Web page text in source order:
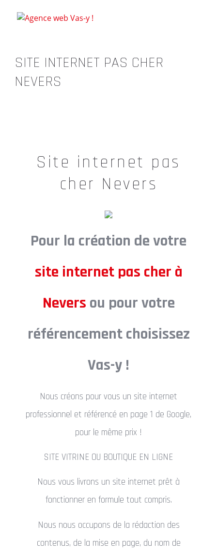
SITE INTERNET PAS CHER
NEVERS
Site internet pas
cher Nevers
Pour la création de votre
site internet pas cher à
Nevers ou pour votre
référencement choisissez
Vas-y !
Nous créons pour vous un site internet
professionnel et référencé en page 1 de Google,
pour le même prix !
SITE VITRINE OU BOUTIQUE EN LIGNE
Nous vous livrons un site internet prêt à
fonctionner en formule tout compris.
Nous nous occupons de la rédaction des
contenus, de la mise en page, du nom de